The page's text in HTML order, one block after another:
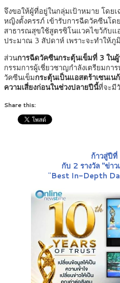
จึงขอให้ผู้ที่อยู่ในกลุ่มเป้าหมาย โดย
หญิงตั้งครรภ์ เข้ารับการฉีดวัคซีนโด
สาธารณสุขใช้สูตรซิโนแวคไขว้กับแ
ประมาณ 3 สัปดาห์ เพราะจะทำให้ภู
ส่วนการฉีดวัคซีนกระตุ้นเข็มที่ 3 ใน
กรรมการผู้เชี่ยวชาญกำลังเตรียมกา
วัคซีนเข็มกระตุ้นเป็นแอสตร้าเซนเ
ความเสี่ยงก่อนในช่วงปลายปีนี้ที่จะมี
Share this:
ก้าวสู่ปี
กับ 2 รางวัล "ข่าว
"Best In-Depth